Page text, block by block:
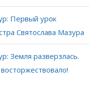
Первый урок
Святослава Мазура
Земля разверзлась.